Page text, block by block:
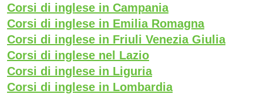
Corsi di inglese in Campania
Corsi di inglese in Emilia Romagna
Corsi di inglese in Friuli Venezia Giulia
Corsi di inglese nel Lazio
Corsi di inglese in Liguria
Corsi di inglese in Lombardia